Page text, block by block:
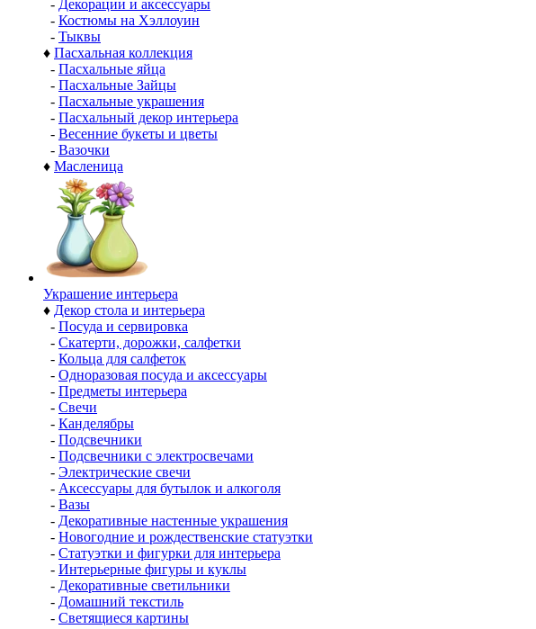
- Декорации и аксессуары
- Костюмы на Хэллоуин
- Тыквы
♦ Пасхальная коллекция
- Пасхальные яйца
- Пасхальные Зайцы
- Пасхальные украшения
- Пасхальный декор интерьера
- Весенние букеты и цветы
- Вазочки
♦ Масленица
Украшение интерьера
♦ Декор стола и интерьера
- Посуда и сервировка
- Скатерти, дорожки, салфетки
- Кольца для салфеток
- Одноразовая посуда и аксессуары
- Предметы интерьера
- Свечи
- Канделябры
- Подсвечники
- Подсвечники с электросвечами
- Электрические свечи
- Аксессуары для бутылок и алкоголя
- Вазы
- Декоративные настенные украшения
- Новогодние и рождественские статуэтки
- Статуэтки и фигурки для интерьера
- Интерьерные фигуры и куклы
- Декоративные светильники
- Домашний текстиль
- Светящиеся картины